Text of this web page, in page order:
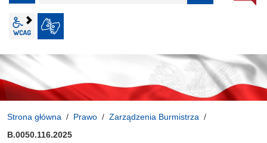
frazę
wcag2.1
Strona główna Prawo
Zarządzenia Burmistrza
B.0050.116.2025